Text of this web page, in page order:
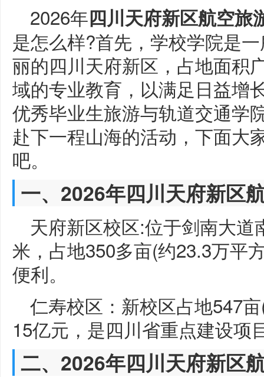
2026年四川天府新区航空旅
是怎么样?首先，学校学院是
丽的四川天府新区，占地面积
域的专业教育，以满足日益增
优秀毕业生旅游与轨道交通学
赴下一程山海的活动，下面大
吧。
一、2026年四川天府新区
天府新区校区:位于剑南大
米，占地350多亩(约23.3万平
便利。
仁寿校区：新校区占地547
15亿元，是四川省重点建设项
二、2026年四川天府新区